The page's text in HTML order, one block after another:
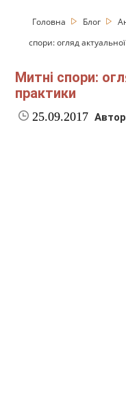
Головна Блог
спори: огляд
Митні спори:
практики
25.09.2017